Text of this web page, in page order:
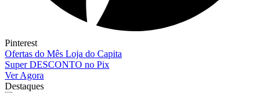
Pinterest
Ofertas do Mês Loja do Capita
Super DESCONTO no Pix
Ver Agora
Destaques